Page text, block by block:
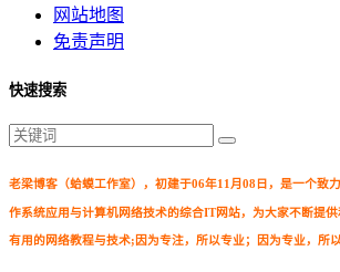
网站地图
免责声明
快速搜索
老梁博客（蛤蟆工作室），初建于06年11月08日，是一个致
作系统应用与计算机网络技术的综合IT网站，为大家不断提
有用的网络教程与技术;因为专注，所以专业；因为专业，所以